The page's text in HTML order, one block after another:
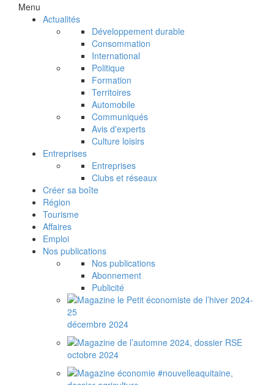
Menu
Actualités
Développement durable
Consommation
International
Politique
Formation
Territoires
Automobile
Communiqués
Avis d'experts
Culture loisirs
Entreprises
Entreprises
Clubs et réseaux
Créer sa boîte
Région
Tourisme
Affaires
Emploi
Nos publications
Nos publications
Abonnement
Publicité
décembre 2024
octobre 2024